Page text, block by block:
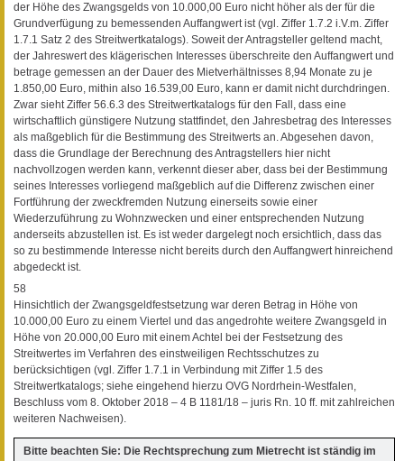
der Höhe des Zwangsgelds von 10.000,00 Euro nicht höher als der für die
Grundverfügung zu bemessenden Auffangwert ist (vgl. Ziffer 1.7.2 i.V.m. Ziffer
1.7.1 Satz 2 des Streitwertkatalogs). Soweit der Antragsteller geltend macht,
der Jahreswert des klägerischen Interesses überschreite den Auffangwert und
betrage gemessen an der Dauer des Mietverhältnisses 8,94 Monate zu je
1.850,00 Euro, mithin also 16.539,00 Euro, kann er damit nicht durchdringen.
Zwar sieht Ziffer 56.6.3 des Streitwertkatalogs für den Fall, dass eine
wirtschaftlich günstigere Nutzung stattfindet, den Jahresbetrag des Interesses
als maßgeblich für die Bestimmung des Streitwerts an. Abgesehen davon,
dass die Grundlage der Berechnung des Antragstellers hier nicht
nachvollzogen werden kann, verkennt dieser aber, dass bei der Bestimmung
seines Interesses vorliegend maßgeblich auf die Differenz zwischen einer
Fortführung der zweckfremden Nutzung einerseits sowie einer
Wiederzuführung zu Wohnzwecken und einer entsprechenden Nutzung
anderseits abzustellen ist. Es ist weder dargelegt noch ersichtlich, dass das
so zu bestimmende Interesse nicht bereits durch den Auffangwert hinreichend
abgedeckt ist.
58
Hinsichtlich der Zwangsgeldfestsetzung war deren Betrag in Höhe von
10.000,00 Euro zu einem Viertel und das angedrohte weitere Zwangsgeld in
Höhe von 20.000,00 Euro mit einem Achtel bei der Festsetzung des
Streitwertes im Verfahren des einstweiligen Rechtsschutzes zu
berücksichtigen (vgl. Ziffer 1.7.1 in Verbindung mit Ziffer 1.5 des
Streitwertkatalogs; siehe eingehend hierzu OVG Nordrhein-Westfalen,
Beschluss vom 8. Oktober 2018 – 4 B 1181/18 – juris Rn. 10 ff. mit zahlreichen
weiteren Nachweisen).
Bitte beachten Sie: Die Rechtsprechung zum Mietrecht ist ständig im